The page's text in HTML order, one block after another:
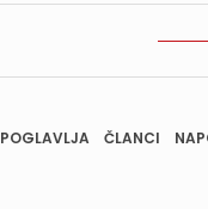
POGLAVLJA ČLANCI